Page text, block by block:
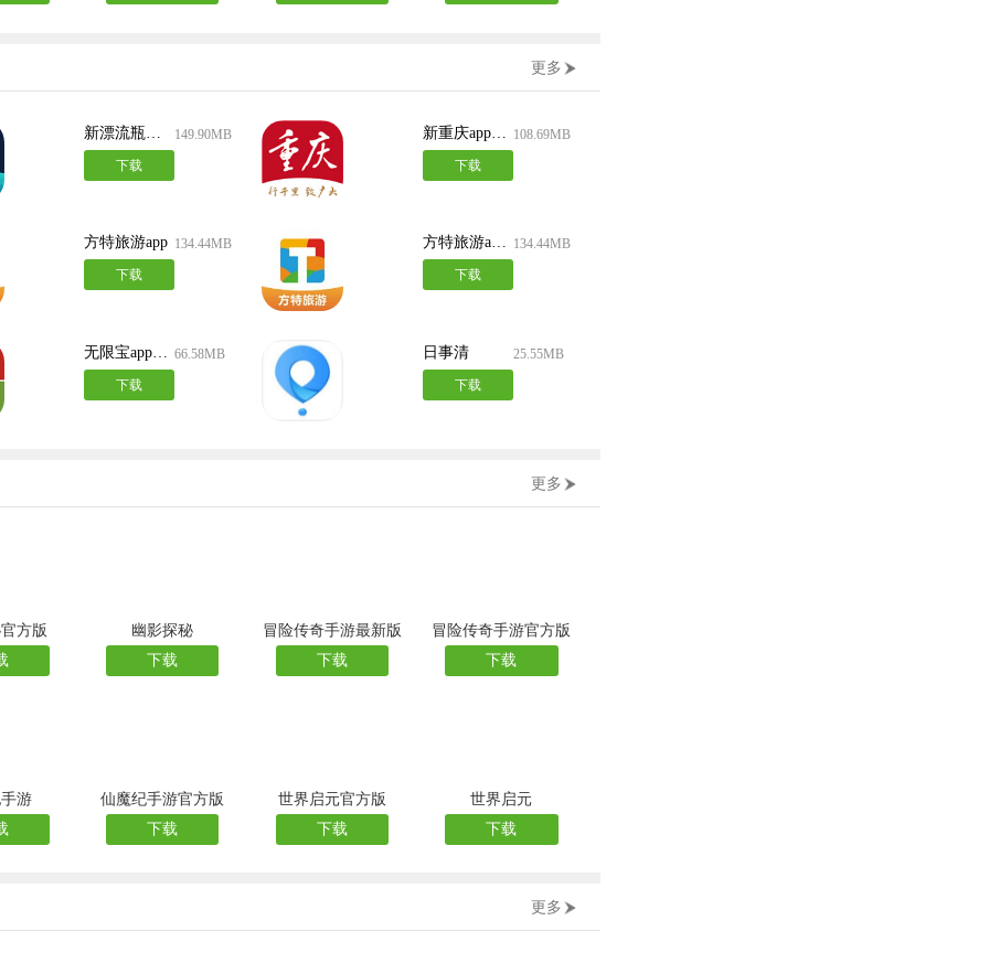
更多
149.90MB
下载
108.69MB
下载
方特旅游app 134.44MB
下载
方特旅游app官方版 134.44MB
下载
66.58MB
下载
日事清
25.55MB
下载
更多
方版
幽影探秘
下载
冒险传奇手游最新版
下载
冒险传奇手游官方版
下载
游
仙魔纪手游官方版
下载
世界启元官方版
下载
世界启元
下载
更多